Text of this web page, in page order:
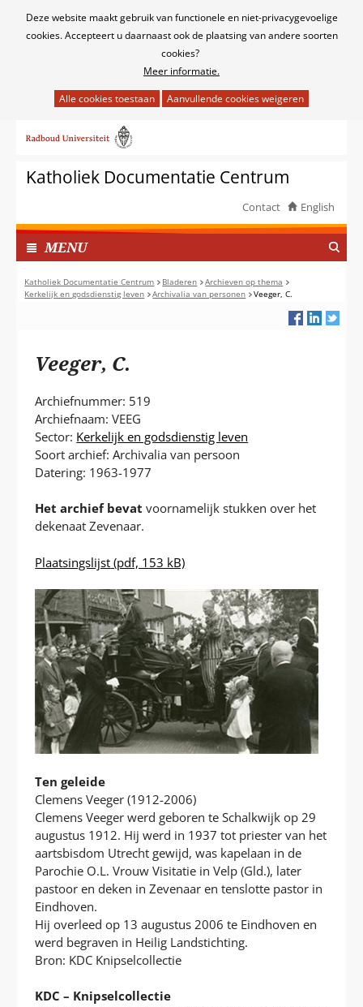
Cookies
Deze website maakt gebruik van functionele en niet-privacygevoelige
cookies. Accepteert u daarnaast ook de plaatsing van andere soorten
cookies?
Meer informatie.
het
van
cookies
deze
website
worden
toegestaan
of
naar
inhoudKatholiek Documentatie Centrum
Contact English
MENUI
N
G
E
P
Katholiek Documentatie Centrum Bladeren
Archieven op thema
Kerkelijk en godsdienstig leven
Archivalia van personen Veeger, C.
Veeger, C.
Archiefnummer: 519
Archiefnaam: VEEG
Sector: Kerkelijk en godsdienstig leven
Soort archief: Archivalia van persoon
Datering: 1963-1977
Het archief bevat voornamelijk stukken over het
dekenaat Zevenaar.
Plaatsingslijst (pdf, 153 kB)
Ten geleide
Clemens Veeger (1912-2006)
Clemens Veeger werd geboren te Schalkwijk op 29
augustus 1912. Hij werd in 1937 tot priester van het
aartsbisdom Utrecht gewijd, was kapelaan in de
Parochie O.L. Vrouw Visitatie in Velp (Gld.), later
pastoor en deken in Zevenaar en tenslotte pastor in
Eindhoven.
Hij overleed op 13 augustus 2006 te Eindhoven en
werd begraven in Heilig Landstichting.
Bron: KDC Knipselcollectie
KDC – Knipselcollectie